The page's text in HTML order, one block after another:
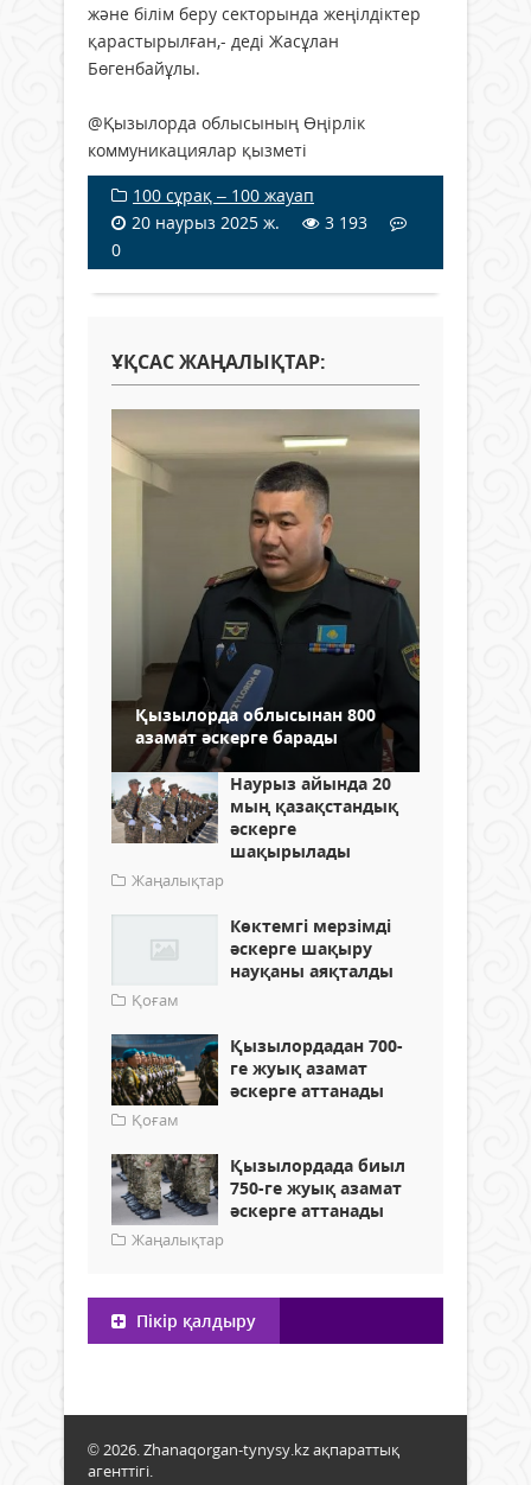
және білім беру секторында жеңілдіктер
қарастырылған,- деді Жасұлан
Бөгенбайұлы.
@Қызылорда облысының Өңірлік
коммуникациялар қызметі
100 сұрақ – 100 жауап
20 наурыз 2025 ж.
3 193
0
ҰҚСАС ЖАҢАЛЫҚТАР:
Қызылорда облысынан 800
азамат әскерге барады
Наурыз айында 20
мың қазақстандық
әскерге
шақырылады
Жаңалықтар
Көктемгі мерзімді
әскерге шақыру
науқаны аяқталды
Қоғам
Қызылордадан 700-
ге жуық азамат
әскерге аттанады
Қоғам
Қызылордада биыл
750-ге жуық азамат
әскерге аттанады
Жаңалықтар
Пікір қалдыру
© 2026. Zhanaqorgan-tynysy.kz ақпараттық
агенттігі.